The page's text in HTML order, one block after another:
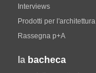
Interviews
Prodotti per l'architettura
Rassegna p+A
la bacheca